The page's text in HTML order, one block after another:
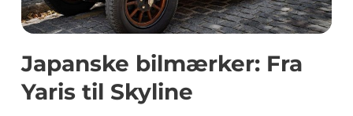
Japanske bilmærker: Fra
Yaris til Skyline